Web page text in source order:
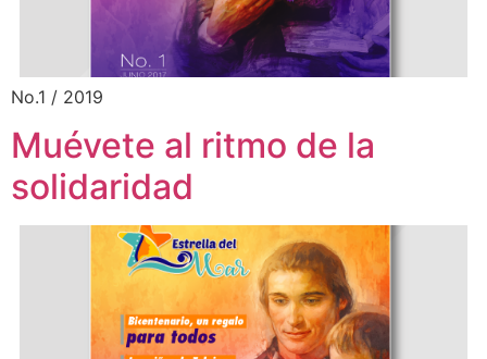
No.1 / 2019
Muévete al ritmo de la
solidaridad